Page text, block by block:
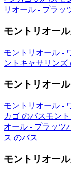
リオール - プラッ
モントリオー
モントリオール -
ントキャサリンズ
モントリオー
モントリオール -
カゴ のバスモン
オール - プラッツ
ス のバス
モントリオー